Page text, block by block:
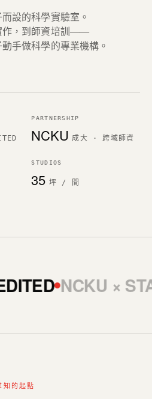
設的科學實驗室。
作，到師資培訓——
手做科學的專業機構。
PARTNERSHIP
NCKU 成大 · 跨域師資
STUDIOS
35 坪 / 間
NCKU ×
的起點